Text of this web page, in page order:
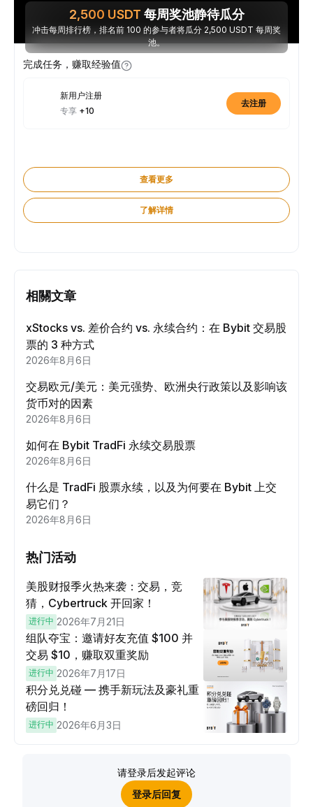
2,500 USDT 每周奖池静待瓜分
冲击每周排行榜，排名前 100 的参与者将瓜分 2,500 USDT 每周奖
池。
完成任务，赚取经验值
新用户注册
专享 +10
去注册
查看更多
了解详情
相關文章
xStocks vs. 差价合约 vs. 永续合约：在 Bybit 交易股
票的 3 种方式
2026年8月6日
交易欧元/美元：美元强势、欧洲央行政策以及影响该
货币对的因素
2026年8月6日
如何在 Bybit TradFi 永续交易股票
2026年8月6日
什么是 TradFi 股票永续，以及为何要在 Bybit 上交
易它们？
2026年8月6日
热门活动
美股财报季火热来袭：交易，竞
猜，Cybertruck 开回家！
进行中 2026年7月21日
组队夺宝：邀请好友充值 $100 并
交易 $10，赚取双重奖励
进行中 2026年7月17日
积分兑兑碰 — 携手新玩法及豪礼重
磅回归！
进行中 2026年6月3日
请登录后发起评论
登录后回复